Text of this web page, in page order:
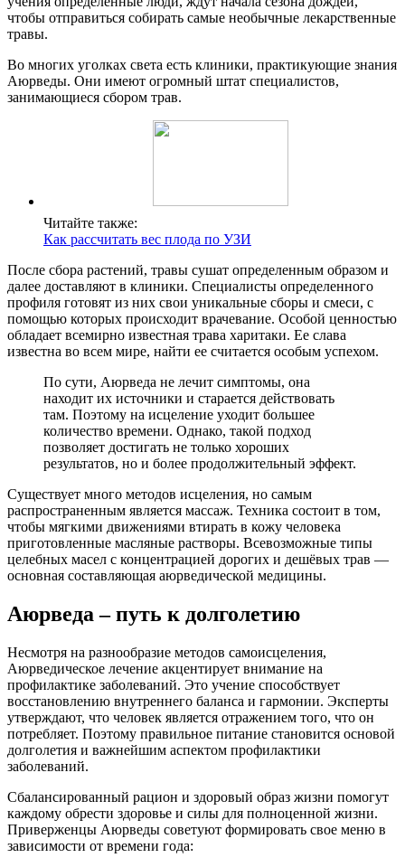
чтобы отправиться собирать самые необычные лекарственные
травы.
Во многих уголках света есть клиники, практикующие знания
Аюрведы. Они имеют огромный штат специалистов,
занимающиеся сбором трав.
Читайте также:
Как рассчитать вес плода по УЗИ
После сбора растений, травы сушат определенным образом и
далее доставляют в клиники. Специалисты определенного
профиля готовят из них свои уникальные сборы и смеси, с
помощью которых происходит врачевание. Особой ценностью
обладает всемирно известная трава харитаки. Ее слава
известна во всем мире, найти ее считается особым успехом.
По сути, Аюрведа не лечит симптомы, она
находит их источники и старается действовать
там. Поэтому на исцеление уходит большее
количество времени. Однако, такой подход
позволяет достигать не только хороших
результатов, но и более продолжительный эффект.
Существует много методов исцеления, но самым
распространенным является массаж. Техника состоит в том,
чтобы мягкими движениями втирать в кожу человека
приготовленные масляные растворы. Всевозможные типы
целебных масел с концентрацией дорогих и дешёвых трав —
основная составляющая аюрведической медицины.
Аюрведа – путь к долголетию
Несмотря на разнообразие методов самоисцеления,
Аюрведическое лечение акцентирует внимание на
профилактике заболеваний. Это учение способствует
восстановлению внутреннего баланса и гармонии. Эксперты
утверждают, что человек является отражением того, что он
потребляет. Поэтому правильное питание становится основой
долголетия и важнейшим аспектом профилактики
заболеваний.
Сбалансированный рацион и здоровый образ жизни помогут
каждому обрести здоровье и силы для полноценной жизни.
Приверженцы Аюрведы советуют формировать свое меню в
зависимости от времени года: